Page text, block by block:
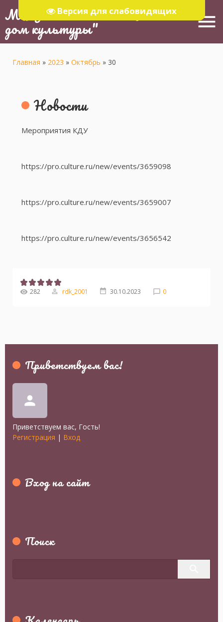
Версия для слабовидящих
МБУ "Тюлячинский Районный
дом культуры" menu
Главная » 2023 » Октябрь » 30
Новости
Мероприятия КДУ
https://pro.culture.ru/new/events/3659098
https://pro.culture.ru/new/events/3659007
https://pro.culture.ru/new/events/3656542
282 rdk_2001 30.10.2023 0
Приветствуем вас!
person
Приветствуем вас, Гость!
Регистрация | Вход
Вход на сайт
Поиск